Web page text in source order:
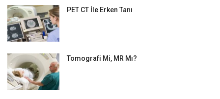
PET CT İle Erken Tanı
Tomografi Mi, MR Mı?